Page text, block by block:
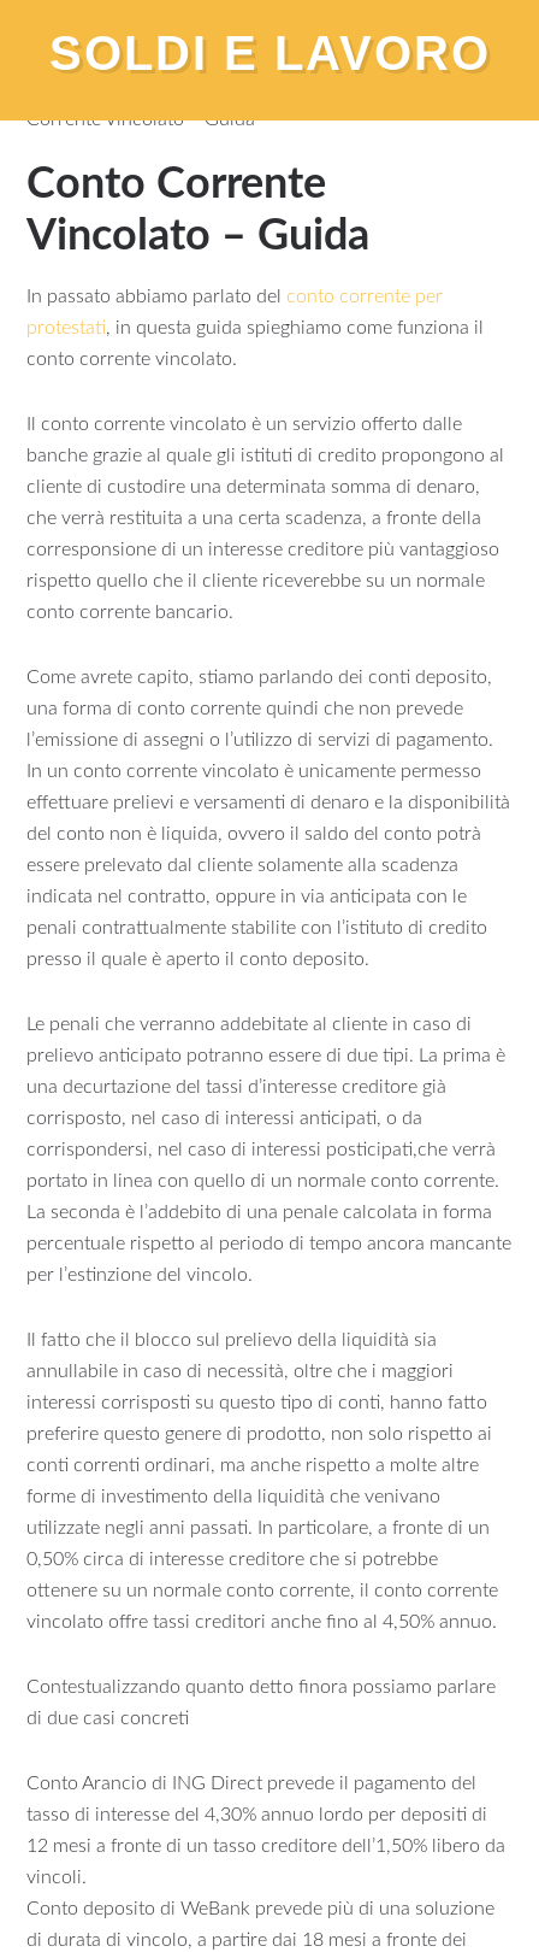
SOLDI E LAVORO
Corrente Vincolato – Guida
Conto Corrente
Vincolato – Guida
In passato abbiamo parlato del conto corrente per
protestati, in questa guida spieghiamo come funziona il
conto corrente vincolato.
Il conto corrente vincolato è un servizio offerto dalle
banche grazie al quale gli istituti di credito propongono al
cliente di custodire una determinata somma di denaro,
che verrà restituita a una certa scadenza, a fronte della
corresponsione di un interesse creditore più vantaggioso
rispetto quello che il cliente riceverebbe su un normale
conto corrente bancario.
Come avrete capito, stiamo parlando dei conti deposito,
una forma di conto corrente quindi che non prevede
l’emissione di assegni o l’utilizzo di servizi di pagamento.
In un conto corrente vincolato è unicamente permesso
effettuare prelievi e versamenti di denaro e la disponibilità
del conto non è liquida, ovvero il saldo del conto potrà
essere prelevato dal cliente solamente alla scadenza
indicata nel contratto, oppure in via anticipata con le
penali contrattualmente stabilite con l’istituto di credito
presso il quale è aperto il conto deposito.
Le penali che verranno addebitate al cliente in caso di
prelievo anticipato potranno essere di due tipi. La prima è
una decurtazione del tassi d’interesse creditore già
corrisposto, nel caso di interessi anticipati, o da
corrispondersi, nel caso di interessi posticipati,che verrà
portato in linea con quello di un normale conto corrente.
La seconda è l’addebito di una penale calcolata in forma
percentuale rispetto al periodo di tempo ancora mancante
per l’estinzione del vincolo.
Il fatto che il blocco sul prelievo della liquidità sia
annullabile in caso di necessità, oltre che i maggiori
interessi corrisposti su questo tipo di conti, hanno fatto
preferire questo genere di prodotto, non solo rispetto ai
conti correnti ordinari, ma anche rispetto a molte altre
forme di investimento della liquidità che venivano
utilizzate negli anni passati. In particolare, a fronte di un
0,50% circa di interesse creditore che si potrebbe
ottenere su un normale conto corrente, il conto corrente
vincolato offre tassi creditori anche fino al 4,50% annuo.
Contestualizzando quanto detto finora possiamo parlare
di due casi concreti
Conto Arancio di ING Direct prevede il pagamento del
tasso di interesse del 4,30% annuo lordo per depositi di
12 mesi a fronte di un tasso creditore dell’1,50% libero da
vincoli.
Conto deposito di WeBank prevede più di una soluzione
di durata di vincolo, a partire dai 18 mesi a fronte dei